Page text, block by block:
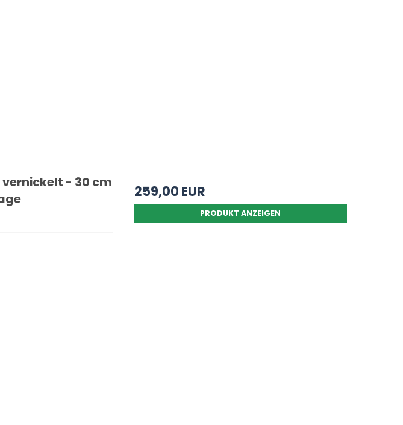
- 30 cm
259,00 EUR
PRODUKT ANZEIGEN